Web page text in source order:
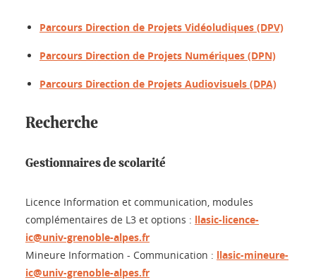
Parcours Direction de Projets Vidéoludiques (DPV)
Parcours Direction de Projets Numériques (DPN)
Parcours Direction de Projets Audiovisuels (DPA)
Recherche
Gestionnaires de scolarité
Licence Information et communication, modules
complémentaires de L3 et options : llasic-licence-
ic@univ-grenoble-alpes.fr
Mineure Information - Communication : llasic-mineure-
ic@univ-grenoble-alpes.fr